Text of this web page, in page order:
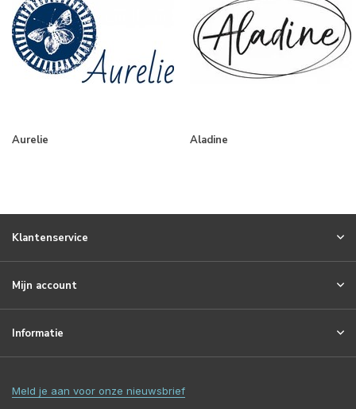
Aurelie Aladine
Klantenservice
Mijn account
Informatie
Meld je aan voor onze nieuwsbrief